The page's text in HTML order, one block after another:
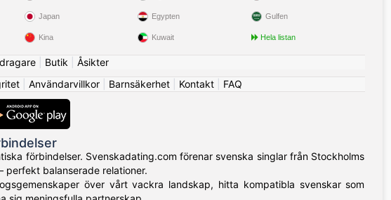
Japan
Kina
Egypten
Kuwait
Gulfen
Hela listan
| Butik
Åsikter
Användarvillkor Barnsäkerhet Kontakt FAQ
förbindelser. Svenskadating.com förenar svenska singlar från Stockholms
perfekt balanserade relationer.
över vårt vackra landskap, hitta kompatibla svenskar som